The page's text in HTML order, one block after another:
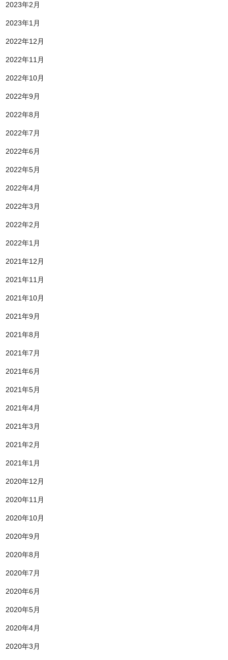
2023年2月
2023年1月
2022年12月
2022年11月
2022年10月
2022年9月
2022年8月
2022年7月
2022年6月
2022年5月
2022年4月
2022年3月
2022年2月
2022年1月
2021年12月
2021年11月
2021年10月
2021年9月
2021年8月
2021年7月
2021年6月
2021年5月
2021年4月
2021年3月
2021年2月
2021年1月
2020年12月
2020年11月
2020年10月
2020年9月
2020年8月
2020年7月
2020年6月
2020年5月
2020年4月
2020年3月